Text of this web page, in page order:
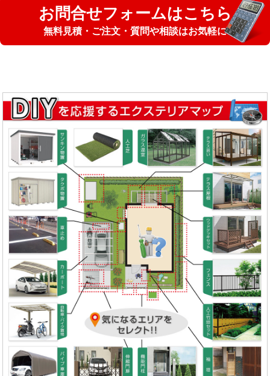
お問合せフォームはこちら
無料見積・ご注文・質問や相談はお気軽に